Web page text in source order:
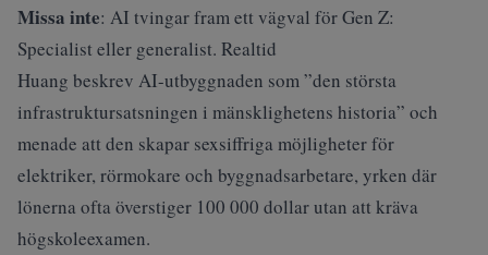
Missa inte: AI tvingar fram ett vägval för Gen Z:
Specialist eller generalist. Realtid
Huang beskrev AI-utbyggnaden som ”den största
infrastruktursatsningen i mänsklighetens historia” och
menade att den skapar sexsiffriga möjligheter för
elektriker, rörmokare och byggnadsarbetare, yrken där
lönerna ofta överstiger 100 000 dollar utan att kräva
högskoleexamen.